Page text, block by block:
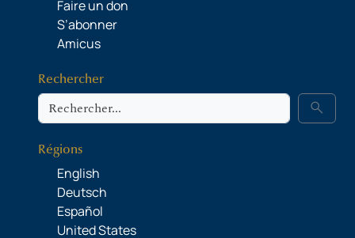
Faire un don
S’abonner
Amicus
Rechercher
Rechercher search
Régions
English
Deutsch
Español
United States